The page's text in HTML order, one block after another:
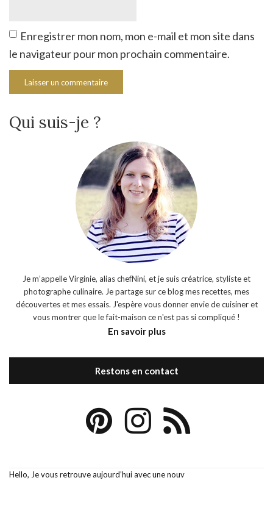
Enregistrer mon nom, mon e-mail et mon site dans
le navigateur pour mon prochain commentaire.
Qui suis-je ?
Je m’appelle Virginie, alias chefNini, et je suis créatrice, styliste et
photographe culinaire. Je partage sur ce blog mes recettes, mes
découvertes et mes essais. J'espère vous donner envie de cuisiner et
vous montrer que le fait-maison ce n'est pas si compliqué !
En savoir plus
Restons en contact
Hello, Je vous retrouve aujourd’hui avec une nouv